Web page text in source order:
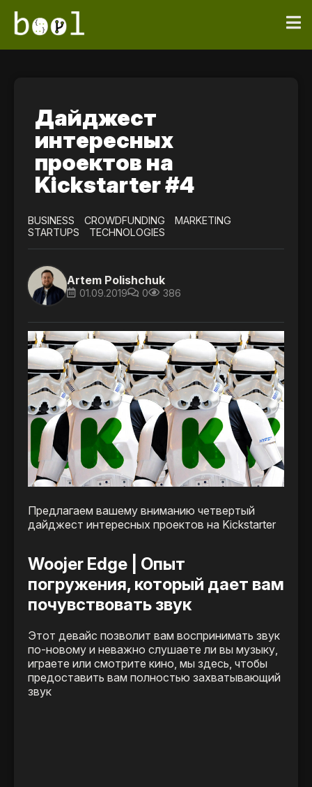
Дайджест
интересных
проектов на
Kickstarter #4
BUSINESS CROWDFUNDING
MARKETING
STARTUPS
TECHNOLOGIES
Artem Polishchuk
01.09.2019 0 386
Предлагаем вашему вниманию четвертый
дайджест интересных проектов на Kickstarter
Woojer Edge | Опыт
погружения, который дает вам
почувствовать звук
Этот девайс позволит вам воспринимать звук
по-новому и неважно слушаете ли вы музыку,
играете или смотрите кино, мы здесь, чтобы
предоставить вам полностью захватывающий
звук